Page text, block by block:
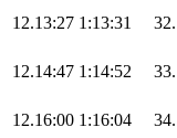
12.13:27 1:13:31 32.
12.14:47 1:14:52 33.
12.16:00 1:16:04 34.